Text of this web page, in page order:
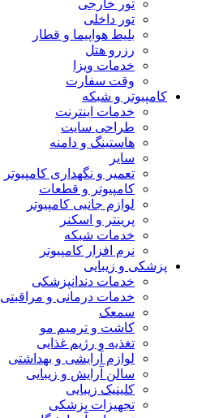
تور خارجی
تور داخلی
بلیط هواپیما و قطار
رزرو هتل
خدمات ویزا
وقت سفارت
کامپیوتر و شبکه
خدمات اینترنت
طراحی سایت
هاستینگ و دامنه
سایر
تعمیر و نگهداری کامپیوتر
کامپیوتر و قطعات
لوازم جانبی کامپیوتر
پرینتر و اسکنر
خدمات شبکه
نرم افزار کامپیوتر
پزشکی و زیبایی
خدمات دندانپزشکی
خدمات درمانی و مراقبتی
سمعک
کاشت و ترمیم مو
تغذیه و رژیم غذایی
لوازم آرایشی و بهداشتی
سالن آرایش و زیبایی
کلینیک زیبایی
تجهیزات پزشکی